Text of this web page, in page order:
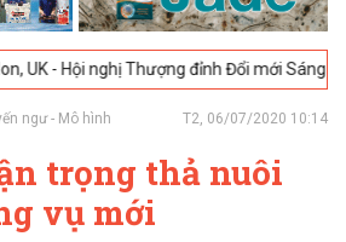
nghị Thượng đỉnh Đổi mới Sáng tạo
ngư - Mô hình T2, 06/07/2020 10:14
trọng thả nuôi
vụ mới